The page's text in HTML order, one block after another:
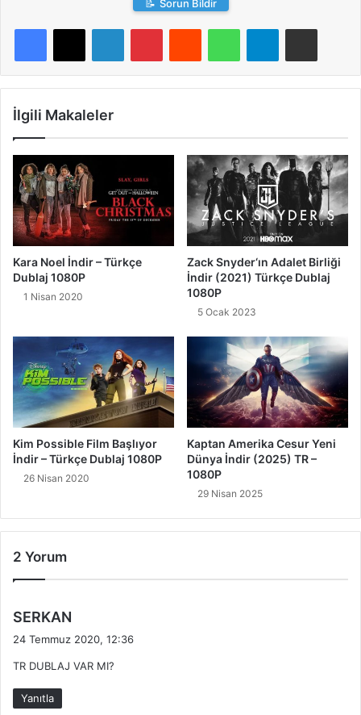
📝 Sorun Bildir
LinkedInPinterestReddit WhatsAppTelegramE-Posta ile paylaş
İlgili Makaleler
Kara Noel İndir – Türkçe
Dublaj 1080P
1 Nisan 2020
Zack Snyder‘ın Adalet Birliği
İndir (2021) Türkçe Dublaj
1080P
5 Ocak 2023
Kim Possible Film Başlıyor
İndir – Türkçe Dublaj 1080P
26 Nisan 2020
Kaptan Amerika Cesur Yeni
Dünya İndir (2025) TR –
1080P
29 Nisan 2025
2 Yorum
SERKAN
24 Temmuz 2020, 12:36
TR DUBLAJ VAR MI?
Yanıtla